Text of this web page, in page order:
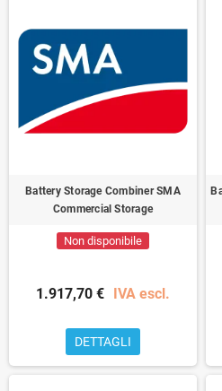
Battery Storage Combiner SMA
Commercial Storage
Non disponibile
1.917,70 € IVA escl.
DETTAGLI